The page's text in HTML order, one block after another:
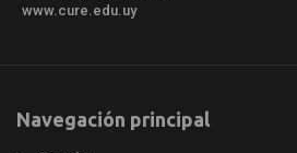
www.cure.edu.uy
Navegación principal